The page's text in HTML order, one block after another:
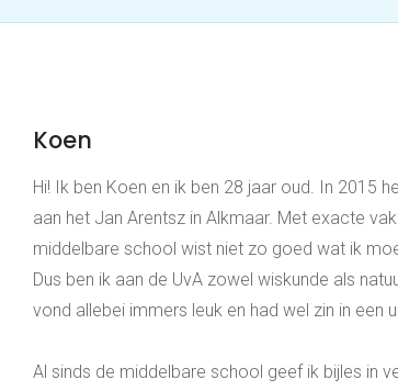
Koen
Hi! Ik ben Koen en ik ben 28 jaar oud. In 2015
aan het Jan Arentsz in Alkmaar. Met exacte
middelbare school wist niet zo goed wat ik
Dus ben ik aan de UvA zowel wiskunde als
vond allebei immers leuk en had wel zin in een
Al sinds de middelbare school geef ik bijles in